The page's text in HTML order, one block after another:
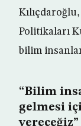
Politikaları
bilim
“Bilim
gelmesi
vereceğiz”